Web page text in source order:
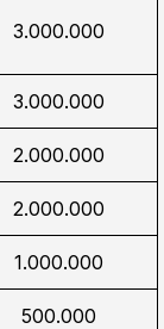
3.000.000
3.000.000
2.000.000
2.000.000
1.000.000
500.000